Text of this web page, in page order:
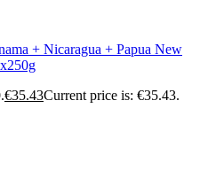
+ Nicaragua + Papua New
€35.43Current price is: €35.43.